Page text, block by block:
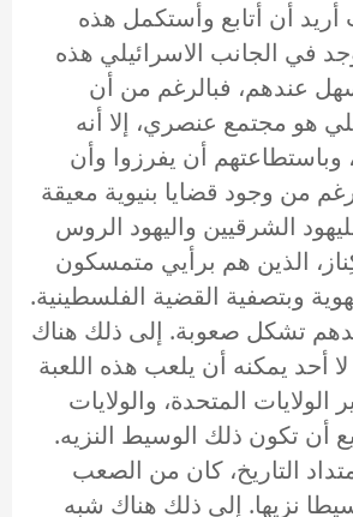
أريد أن أتابع وأستكمل هذه
في الجانب الاسرائيلي هذه
عندهم، فبالرغم من أن
هو مجتمع عنصري، إلا أنه
أن يفرزوا وأن
من وجود قضايا بنيوية معيقة
الشرقيين واليهود الروس
الذين هم برأيي متمسكون
وبتصفية القضية الفلسطينية.
تشكل صعوبة. إلى ذلك هناك
أحد يمكنه أن يلعب هذه اللعبة
المتحدة، والولايات
أن تكون ذلك الوسيط النزيه.
التاريخ، كان من الصعب
نزيها. إلى ذلك هناك شبه